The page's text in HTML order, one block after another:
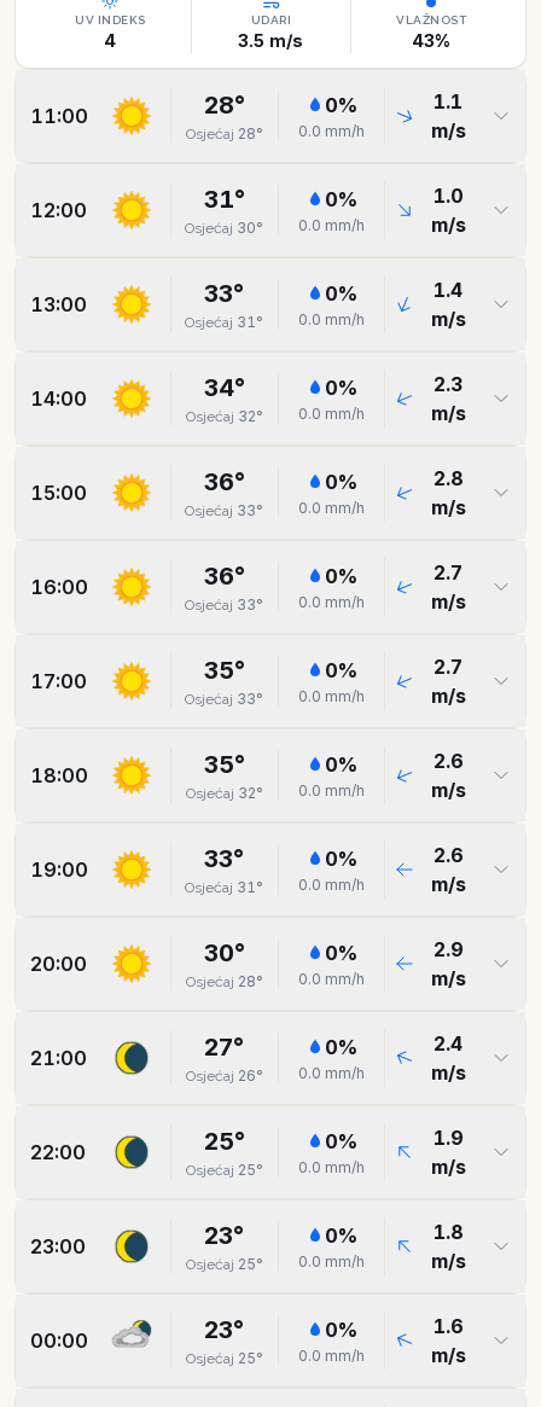
UV INDEKS
4
UDARI
3.5 m/s
VLAŽNOST
43%
11:00 28°
Osjećaj 28°
0%
0.0 mm/h
1.1
m/s
12:00 31°
Osjećaj 30°
0%
0.0 mm/h
1.0
m/s
13:00 33°
Osjećaj 31°
0%
0.0 mm/h
1.4
m/s
14:00 34°
Osjećaj 32°
0%
0.0 mm/h
2.3
m/s
15:00 36°
Osjećaj 33°
0%
0.0 mm/h
2.8
m/s
16:00 36°
Osjećaj 33°
0%
0.0 mm/h
2.7
m/s
17:00 35°
Osjećaj 33°
0%
0.0 mm/h
2.7
m/s
18:00 35°
Osjećaj 32°
0%
0.0 mm/h
2.6
m/s
19:00 33°
Osjećaj 31°
0%
0.0 mm/h
2.6
m/s
20:00 30°
Osjećaj 28°
0%
0.0 mm/h
2.9
m/s
21:00 27°
Osjećaj 26°
0%
0.0 mm/h
2.4
m/s
22:00 25°
Osjećaj 25°
0%
0.0 mm/h
1.9
m/s
23:00 23°
Osjećaj 25°
0%
0.0 mm/h
1.8
m/s
00:00 23°
Osjećaj 25°
0%
0.0 mm/h
1.6
m/s